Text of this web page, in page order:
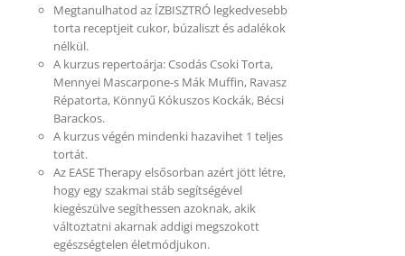
Megtanulhatod az ÍZBISZTRÓ legkedvesebb
torta receptjeit cukor, búzaliszt és adalékok
nélkül.
A kurzus repertoárja: Csodás Csoki Torta,
Mennyei Mascarpone-s Mák Muffin, Ravasz
Répatorta, Könnyű Kókuszos Kockák, Bécsi
Barackos.
A kurzus végén mindenki hazavihet 1 teljes
tortát.
Az EASE Therapy elsősorban azért jött létre,
hogy egy szakmai stáb segítségével
kiegészülve segíthessen azoknak, akik
változtatni akarnak addigi megszokott
egészségtelen életmódjukon.